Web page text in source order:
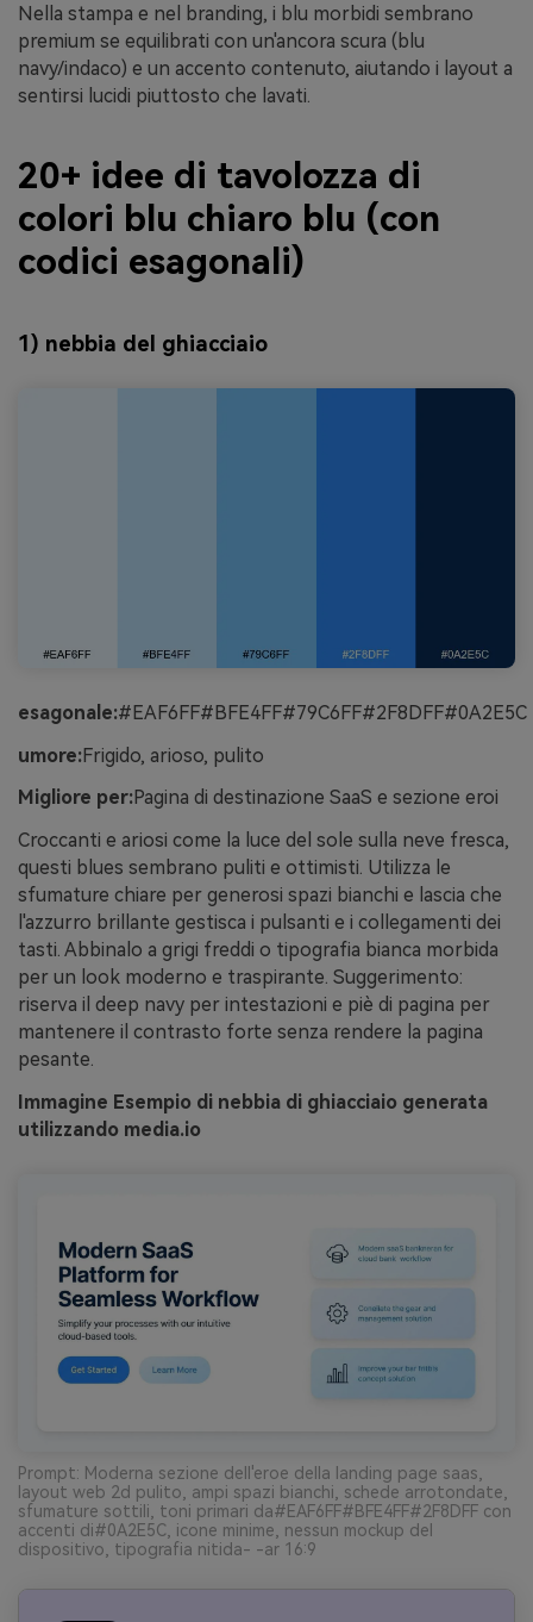
Nella stampa e nel branding, i blu morbidi sembrano
premium se equilibrati con un'ancora scura (blu
navy/indaco) e un accento contenuto, aiutando i layout a
sentirsi lucidi piuttosto che lavati.
20+ idee di tavolozza di
colori blu chiaro blu (con
codici esagonali)
1) nebbia del ghiacciaio
esagonale:#EAF6FF#BFE4FF#79C6FF#2F8DFF#0A2E5C
umore:Frigido, arioso, pulito
Migliore per:Pagina di destinazione SaaS e sezione eroi
Croccanti e ariosi come la luce del sole sulla neve fresca,
questi blues sembrano puliti e ottimisti. Utilizza le
sfumature chiare per generosi spazi bianchi e lascia che
l'azzurro brillante gestisca i pulsanti e i collegamenti dei
tasti. Abbinalo a grigi freddi o tipografia bianca morbida
per un look moderno e traspirante. Suggerimento:
riserva il deep navy per intestazioni e piè di pagina per
mantenere il contrasto forte senza rendere la pagina
pesante.
Immagine Esempio di nebbia di ghiacciaio generata
utilizzando media.io
Prompt: Moderna sezione dell'eroe della landing page saas,
layout web 2d pulito, ampi spazi bianchi, schede arrotondate,
sfumature sottili, toni primari da#EAF6FF#BFE4FF#2F8DFF con
accenti di#0A2E5C, icone minime, nessun mockup del
dispositivo, tipografia nitida- -ar 16:9